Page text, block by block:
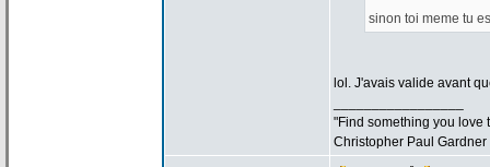
sinon toi meme tu
lol. J'avais valide avant
"Find something you love
Christopher Paul Gardner